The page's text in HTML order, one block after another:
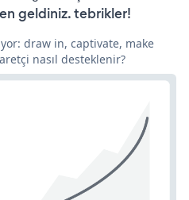
geldiniz. tebrikler!
draw in, captivate, make
nasıl desteklenir?